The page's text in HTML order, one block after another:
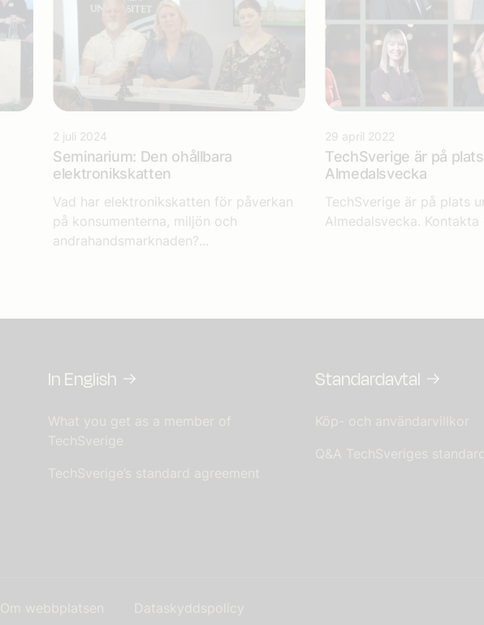
2 juli 2024
Seminarium: Den ohållbara
elektronikskatten
Vad har elektronikskatten för påverkan
på konsumenterna, miljön och
andrahandsmarknaden?...
29 april 2022
TechSverige är på
Almedalsvecka
TechSverige är på plats
Almedalsvecka. Kontakta
In English
What you get as a member of
TechSverige
TechSverige’s standard agreement
Standardavtal
Köp- och användarvillkor
Q&A TechSveriges
Om webbplatsen Dataskyddspolicy